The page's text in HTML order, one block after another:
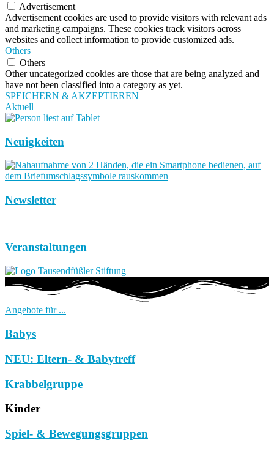
Advertisement
Advertisement cookies are used to provide visitors with relevant ads
and marketing campaigns. These cookies track visitors across
websites and collect information to provide customized ads.
Others
Others
Other uncategorized cookies are those that are being analyzed and
have not been classified into a category as yet.
SPEICHERN & AKZEPTIEREN
Aktuell
Neuigkeiten
Newsletter
Veranstaltungen
Angebote für ...
Babys
NEU: Eltern- & Babytreff
Krabbelgruppe
Kinder
Spiel- & Bewegungsgruppen